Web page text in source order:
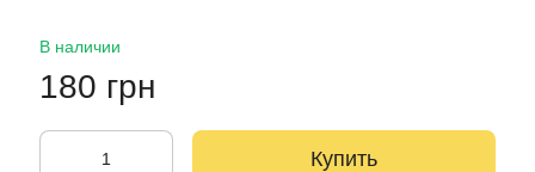
В наличии
180 грн
Купить